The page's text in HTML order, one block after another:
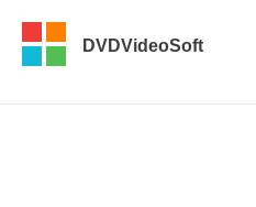
DVDVideoSoft